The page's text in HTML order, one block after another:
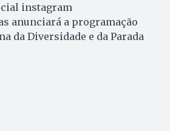
instagram
anunciará a programação
da Diversidade e da Parada